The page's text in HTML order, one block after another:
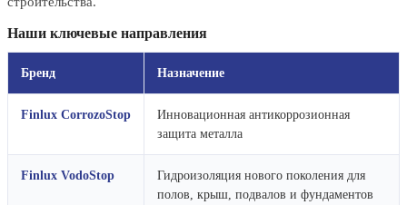
Наши ключевые направления
Бренд Назначение
Finlux CorrozoStop
Инновационная антикоррозионная
защита металла
Finlux VodoStop
Гидроизоляция нового поколения для
полов, крыш, подвалов и фундаментов